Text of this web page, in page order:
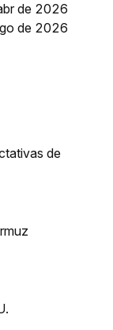
de 2026
de 2026
de